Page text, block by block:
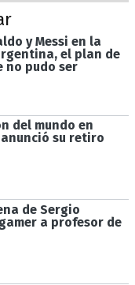
y Messi en la
el plan de
no pudo ser
del mundo en
su retiro
de Sergio
a profesor de